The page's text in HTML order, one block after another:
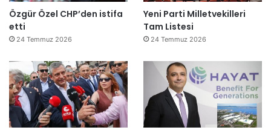
Özgür Özel CHP’den istifa
etti
24 Temmuz 2026
Yeni Parti Milletvekilleri
Tam Listesi
24 Temmuz 2026